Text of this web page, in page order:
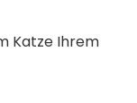
Katze Ihrem